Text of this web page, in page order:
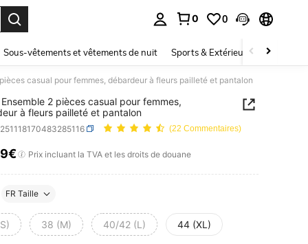
0 0
Sous-vêtements et vêtements de nuit Sports & Extérieur Enfants
casual pour femmes, débardeur à fleurs pailleté et pantalon
Ensemble 2 pièces casual pour femmes,
à fleurs pailleté et pantalon
(22 Commentaires)
AND AVAILABILITY
Prix incluant la TVA et les droits de douane
FR Taille
38 (M) 40/42 (L) 44 (XL)